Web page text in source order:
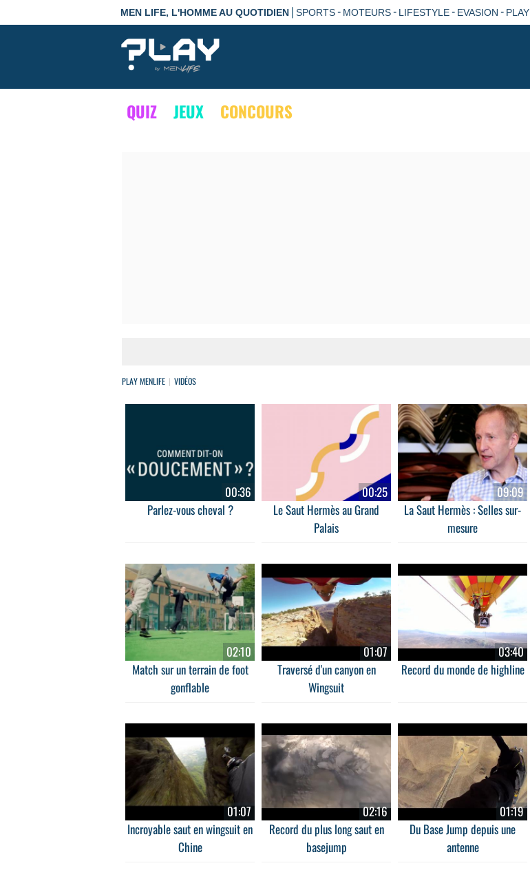
MEN LIFE, L'HOMME AU QUOTIDIEN | SPORTS- MOTEURS- LIFESTYLE- EVASION - PLAY
QUIZ JEUX CONCOURS
PLAY MENLIFE VIDÉOS
00:36
Parlez-vous cheval ?
00:25
Le Saut Hermès au Grand
Palais
09:09
La Saut Hermès : Selles sur-
mesure
02:10
Match sur un terrain de foot
gonflable
01:07
Traversé d'un canyon en
Wingsuit
03:40
Record du monde de highline
01:07
Incroyable saut en wingsuit en
Chine
02:16
Record du plus long saut en
basejump
01:19
Du Base Jump depuis une
antenne